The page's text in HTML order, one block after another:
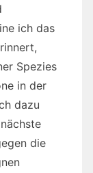
ich das
Spezies
in der
dazu
die